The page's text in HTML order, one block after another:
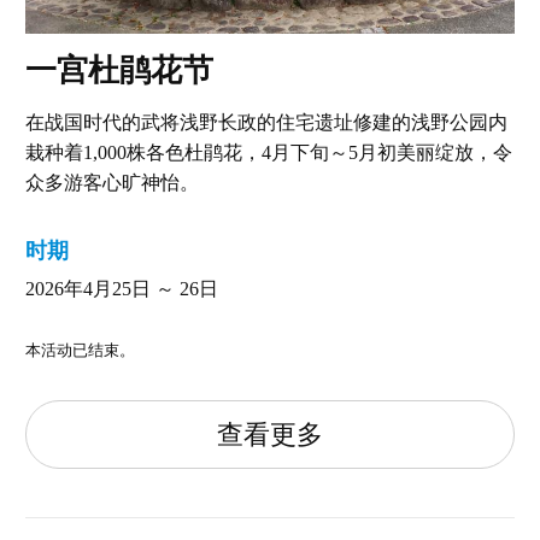
一宫杜鹃花节
在战国时代的武将浅野长政的住宅遗址修建的浅野公园内
栽种着1,000株各色杜鹃花，4月下旬～5月初美丽绽放，令
众多游客心旷神怡。
时期
2026年4月25日 ～ 26日
本活动已结束。
查看更多